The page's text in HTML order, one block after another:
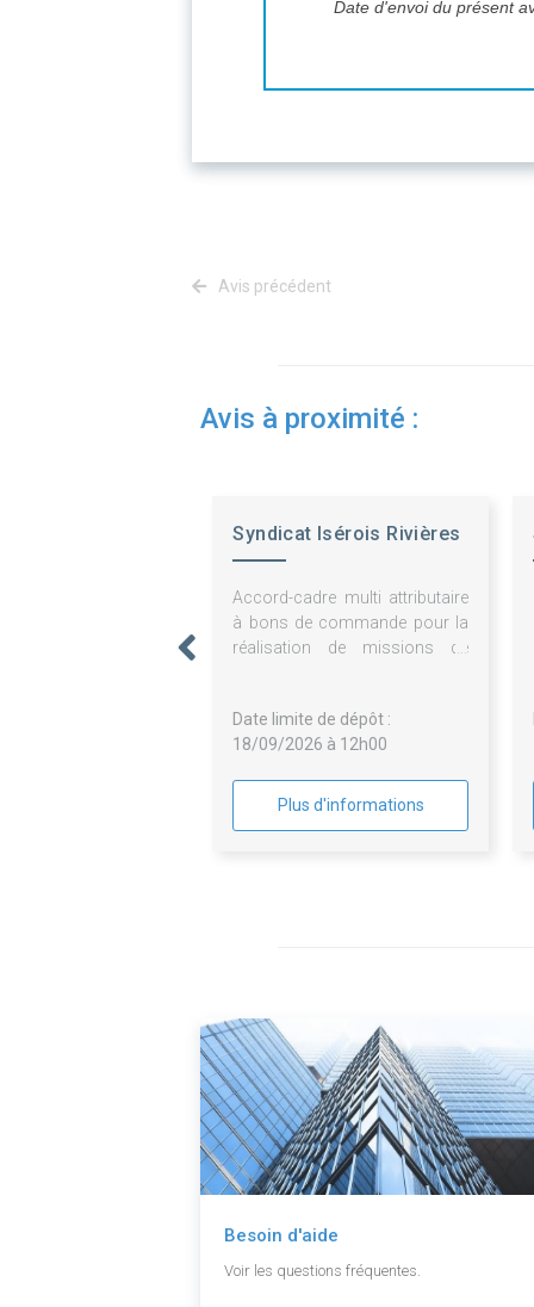
Date d'envoi du présent
Avis précédent
Avis à proximité :
Syndicat Isérois Rivières
Accord-cadre multi attributaire
à bons de commande pour la
réalisation de missions de
géophysiques
Date limite de dépôt :
18/09/2026 à 12h00
Plus d'informations
Besoin d'aide
Voir les questions fréquentes.